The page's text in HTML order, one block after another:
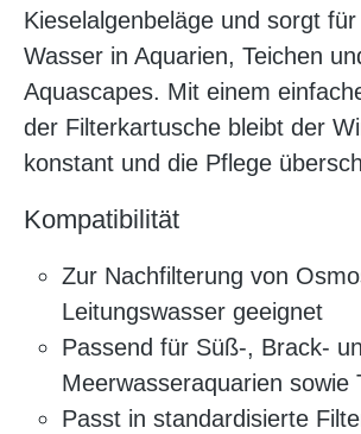
Kieselalgenbeläge und sorgt
Wasser in Aquarien, Teichen
Aquascapes. Mit einem
der Filterkartusche bleibt der
konstant und die Pflege
Kompatibilität
Zur Nachfilterung von
Leitungswasser geeignet
Passend für Süß-, Brack-
Meerwasseraquarien sowie
Passt in standardisierte